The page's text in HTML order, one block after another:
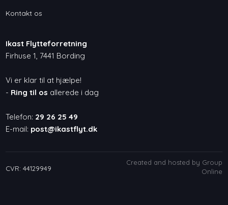
Kontakt os
Ikast Flytteforretning
Firhuse 1, 7441 Bording
Vi er klar til at hjælpe!
- Ring til os allerede i dag
Telefon: 29 26 25 49
E-mail: post@ikastflyt.dk
CVR​: 44129949
Created and hosted by Group
Online